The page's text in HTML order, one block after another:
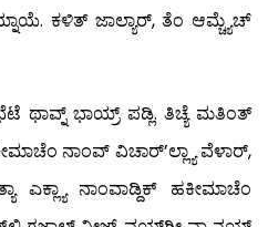
ಕಳಿತ್ ಜಾಲ್ಯಾರ್, ತೆಂ ಆಮ್ಚ್ಯೆಚ್
ಥಾವ್ನ್ ಭಾಯ್ರ್ ಪಡ್ಲಿ. ತಿಚ್ಯೆ ಮತಿಂತ್
ನಾಂವ್ ವಿಚಾರ್’ಲ್ಲ್ಯಾ ವೆಳಾರ್,
ಎಕ್ಲ್ಯಾ ನಾಂವಾಡ್ದಿಕ್ ಹಕೀಮಾಚೆಂ